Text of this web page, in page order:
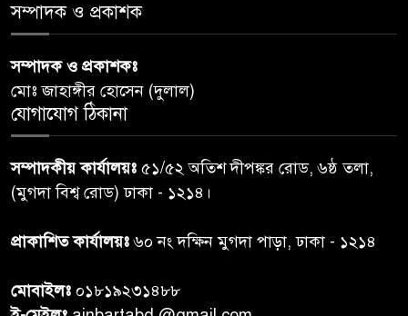
পেশ
৬
তদন্ত শেষ পর্যায়ে, দ্রুত চার্জশিট
৭
রাতের মধ্যে ঢাকাসহ ১০ অঞ্চলে
ঝড়বৃষ্টির পূর্বাভাস
৮
প্রধানমন্ত্রীর সঙ্গে দেখা করে স্বপ্নপূরণ
সম্পাদক ও প্রকাশক
সম্পাদক ও প্রকাশকঃ
মোঃ জাহাঙ্গীর হোসেন (দুলাল)
যোগাযোগ ঠিকানা
সম্পাদকীয় কার্যালয়ঃ ৫১/৫২ অতিশ দীপঙ্কর রোড, ৬ষ্ঠ তলা,
(মুগদা বিশ্ব রোড) ঢাকা - ১২১৪।
প্রাকাশিত কার্যালয়ঃ৬০ নং দক্ষিন মুগদা পাড়া, ঢাকা - ১২১৪
মোবাইলঃ ০১৮১৯২৩১৪৮৮